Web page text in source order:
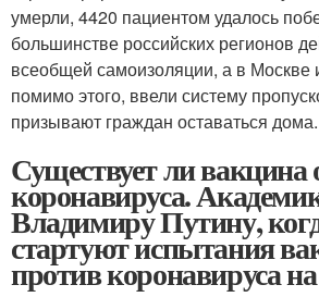
умерли, 4420 пациентом удалось
большинстве российских регионов
всеобщей самоизоляции, а в Москве
помимо этого, ввели систему
призывают граждан оставаться дома.
Существует ли вакцина
коронавируса.
Владимиру Путину,
стартуют испытания
против коронавируса